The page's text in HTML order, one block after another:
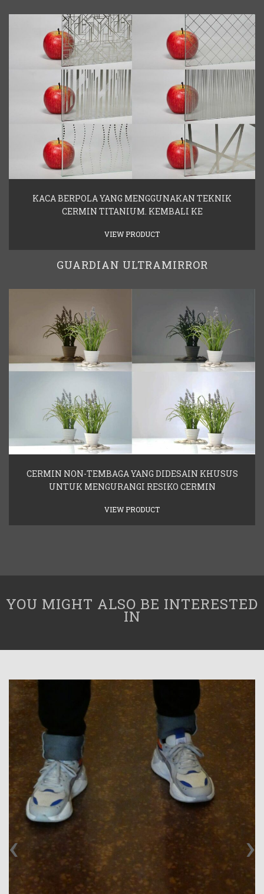
KACA BERPOLA YANG MENGGUNAKAN TEKNIK
CERMIN TITANIUM. KEMBALI KE
VIEW PRODUCT
GUARDIAN ULTRAMIRROR
CERMIN NON-TEMBAGA YANG DIDESAIN KHUSUS
UNTUK MENGURANGI RESIKO CERMIN
VIEW PRODUCT
YOU MIGHT ALSO BE INTERESTED
IN
‹ ›